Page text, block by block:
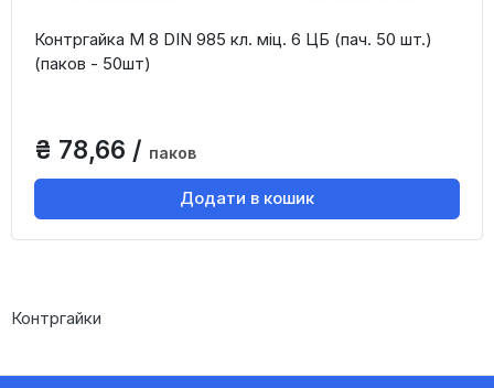
Контргайка М 8 DIN 985 кл. міц. 6 ЦБ (пач. 50 шт.)
(паков - 50шт)
₴ 78,66 / паков
Додати в кошик
Контргайки